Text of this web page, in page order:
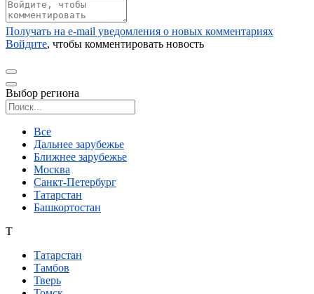
Получать на e‑mail уведомления о новых комментариях
Войдите, чтобы комментировать новость
Выбор региона
Все
Дальнее зарубежье
Ближнее зарубежье
Москва
Санкт-Петербург
Татарстан
Башкортостан
Т
Татарстан
Тамбов
Тверь